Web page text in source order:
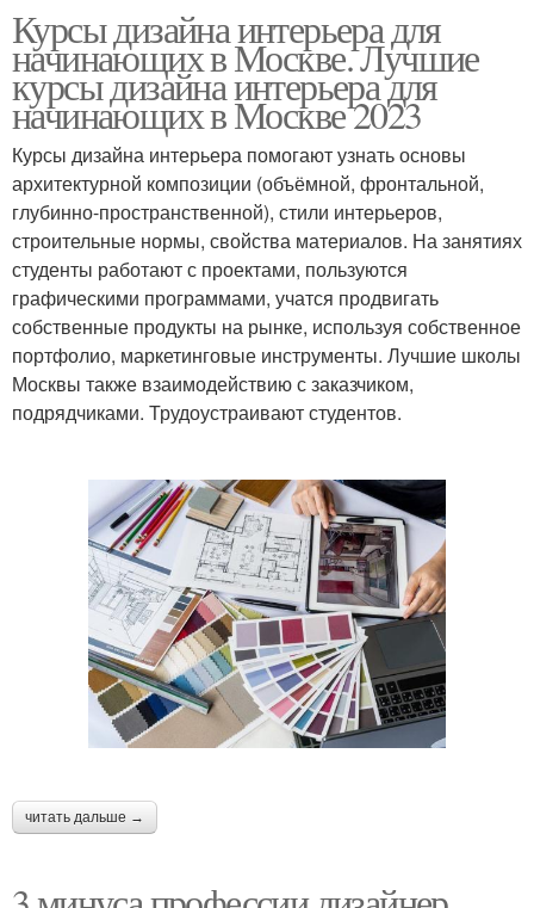
Курсы дизайна интерьера для
начинающих в Москве. Лучшие
курсы дизайна интерьера для
начинающих в Москве 2023
Курсы дизайна интерьера помогают узнать основы
архитектурной композиции (объёмной, фронтальной,
глубинно-пространственной), стили интерьеров,
строительные нормы, свойства материалов. На занятиях
студенты работают с проектами, пользуются
графическими программами, учатся продвигать
собственные продукты на рынке, используя собственное
портфолио, маркетинговые инструменты. Лучшие школы
Москвы также взаимодействию с заказчиком,
подрядчиками. Трудоустраивают студентов.
читать дальше →